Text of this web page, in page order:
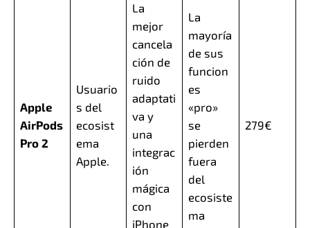
Apple
AirPods
Pro 2
Usuario
s del
ecosist
ema
Apple.
La
mejor
cancela
ción de
ruido
adaptati
va y
una
integrac
ión
mágica
con
iPhone
La
mayoría
de sus
funcion
es
«pro»
se
pierden
fuera
del
ecosiste
ma
279€